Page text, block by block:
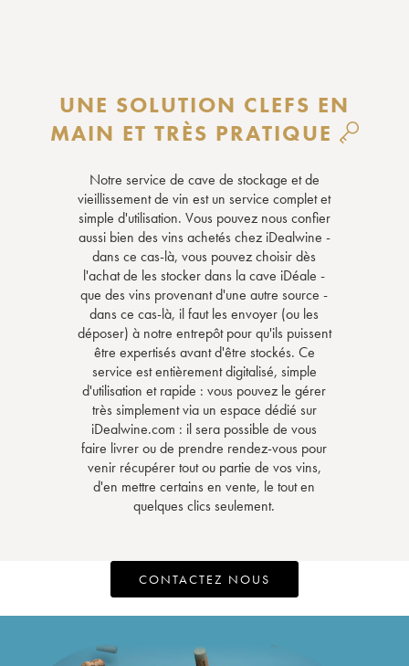
UNE SOLUTION CLEFS EN
MAIN ET TRÈS PRATIQUE
Notre service de cave de stockage et de
vieillissement de vin est un service complet et
simple d'utilisation. Vous pouvez nous confier
aussi bien des vins achetés chez iDealwine -
dans ce cas-là, vous pouvez choisir dès
l'achat de les stocker dans la cave iDéale -
que des vins provenant d'une autre source -
dans ce cas-là, il faut les envoyer (ou les
déposer) à notre entrepôt pour qu'ils puissent
être expertisés avant d'être stockés. Ce
service est entièrement digitalisé, simple
d'utilisation et rapide : vous pouvez le gérer
très simplement via un espace dédié sur
iDealwine.com : il sera possible de vous
faire livrer ou de prendre rendez-vous pour
venir récupérer tout ou partie de vos vins,
d'en mettre certains en vente, le tout en
quelques clics seulement.
CONTACTEZ NOUS